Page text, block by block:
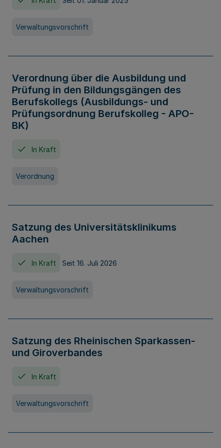
Verwaltungsvorschrift
Verordnung über die Ausbildung und
Prüfung in den Bildungsgängen des
Berufskollegs (Ausbildungs- und
Prüfungsordnung Berufskolleg - APO-
BK)
In Kraft
Verordnung
Satzung des Universitätsklinikums
Aachen
In Kraft Seit 16. Juli 2026
Verwaltungsvorschrift
Satzung des Rheinischen Sparkassen-
und Giroverbandes
In Kraft
Verwaltungsvorschrift